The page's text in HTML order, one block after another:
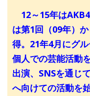
12～15年は
は第1回（09年）
得。21年4月にグル
個人での芸能活動
出演、SNSを通じ
へ向けての活動を始